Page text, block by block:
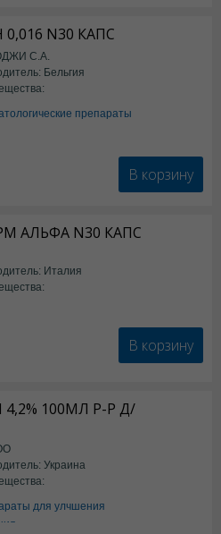
N30 КАПС
С.А.
Бельгия
препараты
В корзину
АЛЬФА N30 КАПС
Италия
В корзину
100МЛ Р-Р Д/
Украина
для улчшения